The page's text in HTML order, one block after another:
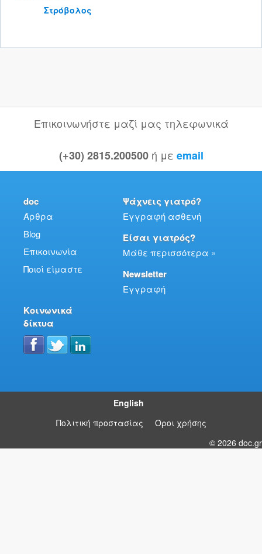
Στρόβολος
Επικοινωνήστε μαζί μας τηλεφωνικά
(+30) 2815.200500 ή με email
doc
Άρθρα
Blog
Επικοινωνία
Ποιοί είμαστε
Ψάχνεις γιατρό?
Εγγραφή ασθενή
Είσαι γιατρός?
Μάθε περισσότερα »
Newsletter
Εγγραφή
Κοινωνικά
δίκτυα
English
Πολιτική προστασίας
Όροι χρήσης
© 2026 doc.gr